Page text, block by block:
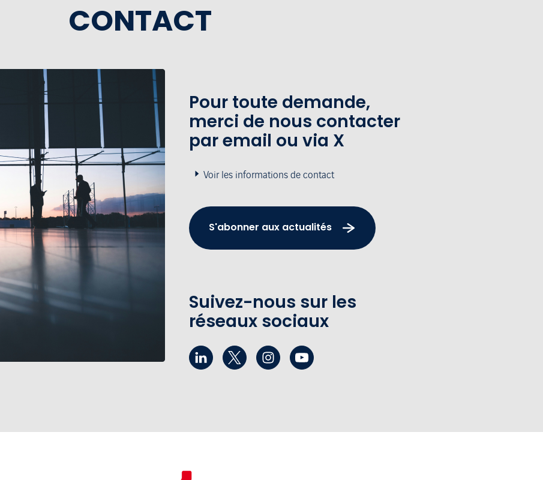
CONTACT
Pour toute demande,
merci de nous contacter
par email ou via X
Voir les informations de contact
S'abonner aux actualités
Suivez-nous sur les
réseaux sociaux